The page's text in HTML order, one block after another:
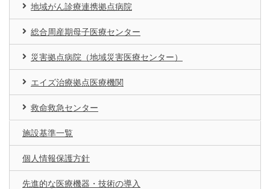
地域がん診療連携拠点病院
総合周産期母子医療センター
災害拠点病院（地域災害医療センター）
エイズ治療拠点医療機関
救命救急センター
施設基準一覧
個人情報保護方針
先進的な医療機器・技術の導入